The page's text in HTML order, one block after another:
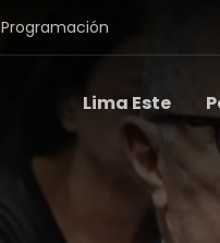
Programación
Lima Este